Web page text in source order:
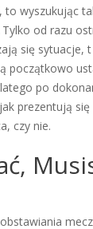
to wyszukując
Tylko od razu
się sytuacje,
początkowo
po
prezentują się
czy nie.